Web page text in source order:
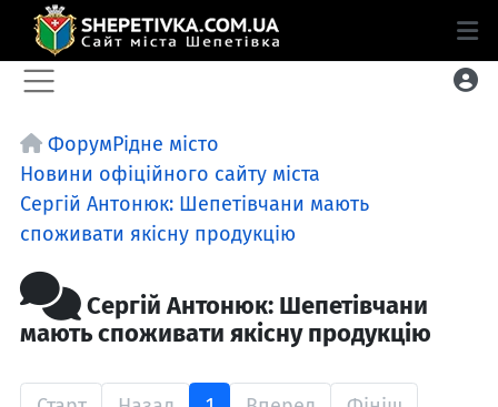
ФорумРідне місто
Новини офіційного сайту міста
Сергій Антонюк: Шепетівчани мають
споживати якісну продукцію
Сергій Антонюк: Шепетівчани
мають споживати якісну продукцію